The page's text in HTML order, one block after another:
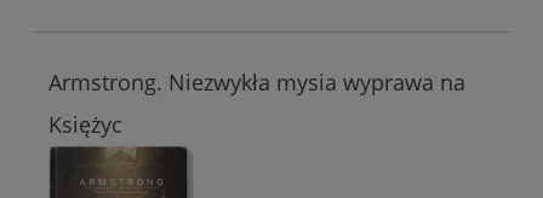
Armstrong. Niezwykła mysia wyprawa na
Księżyc